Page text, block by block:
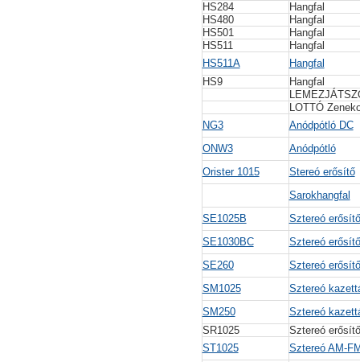
HS284
Hangfal
HS480
Hangfal
HS501
Hangfal
HS511
Hangfal
HS511A
Hangfal
HS9
Hangfal
LOTTÓ
NG3
Anódpótló DC
ONW3
Anódpótló
Orister 1015
Stereó erősítő
Sarokhangfal
SE1025B
Sztereó erősítő
SE1030BC
Sztereó erősítő
SE260
Sztereó erősítő
SM1025
Sztereó
SM250
Sztereó
SR1025
Sztereó erősítő
ST1025
Sztereó AM-